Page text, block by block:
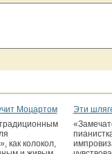
Моцартом
как колокол,
Эти